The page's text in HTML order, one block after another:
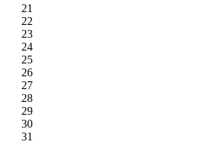
21
22
23
24
25
26
27
28
29
30
31